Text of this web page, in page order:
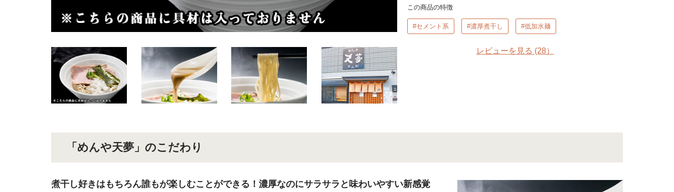
この商品の特徴
#セメント系 #濃厚煮干し #低加水麺
レビューを見る (28）
「めんや天夢」のこだわり
煮干し好きはもちろん誰もが楽しむことができる！濃厚なのにサラサラと味わいやすい新感覚